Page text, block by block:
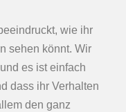
wie ihr
sehen könnt. Wir
es ist einfach
dass ihr Verhalten
den ganz